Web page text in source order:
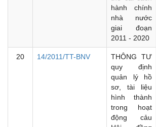
hành chính
nhà nước
giai đoạn
2011 - 2020
20 14/2011/TT-BNV
THÔNG TƯ
quy định
quản lý hồ
sơ, tài liệu
hình thành
trong hoạt
động cảu